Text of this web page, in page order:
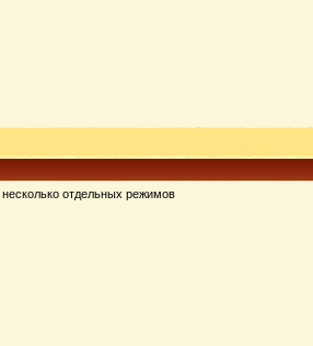
отдельных режимов